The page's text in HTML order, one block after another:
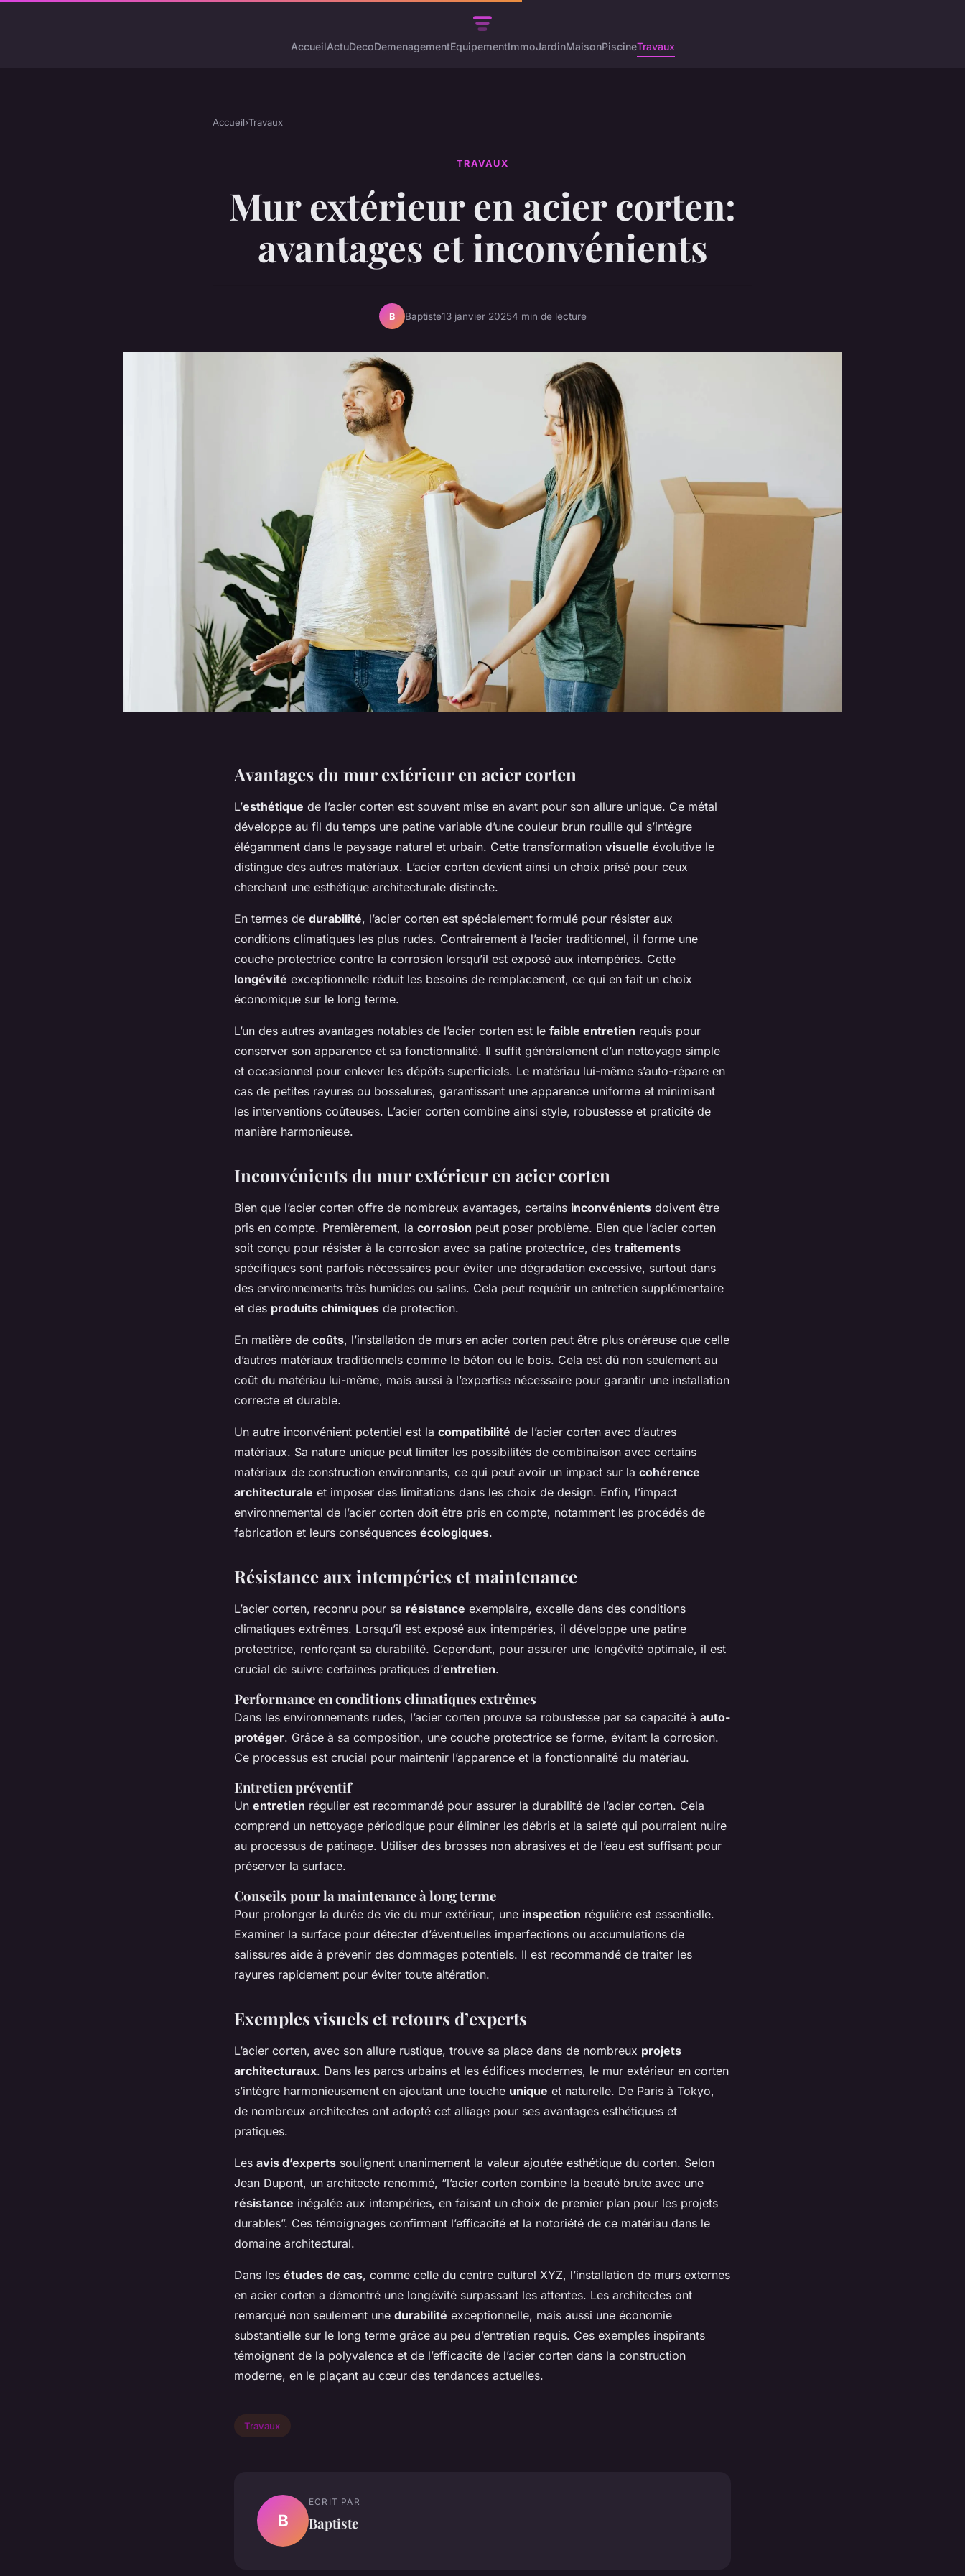
AccueilActuDecoDemenagementEquipementImmoJardinMaisonPiscineTravaux
Accueil›Travaux
TRAVAUX
Mur extérieur en acier corten:
avantages et inconvénients
B Baptiste13 janvier 20254 min de lecture
Avantages du mur extérieur en acier corten
L’esthétique de l’acier corten est souvent mise en avant pour son allure unique. Ce métal
développe au fil du temps une patine variable d’une couleur brun rouille qui s’intègre
élégamment dans le paysage naturel et urbain. Cette transformation visuelle évolutive le
distingue des autres matériaux. L’acier corten devient ainsi un choix prisé pour ceux
cherchant une esthétique architecturale distincte.
En termes de durabilité, l’acier corten est spécialement formulé pour résister aux
conditions climatiques les plus rudes. Contrairement à l’acier traditionnel, il forme une
couche protectrice contre la corrosion lorsqu’il est exposé aux intempéries. Cette
longévité exceptionnelle réduit les besoins de remplacement, ce qui en fait un choix
économique sur le long terme.
L’un des autres avantages notables de l’acier corten est le faible entretien requis pour
conserver son apparence et sa fonctionnalité. Il suffit généralement d’un nettoyage simple
et occasionnel pour enlever les dépôts superficiels. Le matériau lui-même s’auto-répare en
cas de petites rayures ou bosselures, garantissant une apparence uniforme et minimisant
les interventions coûteuses. L’acier corten combine ainsi style, robustesse et praticité de
manière harmonieuse.
Inconvénients du mur extérieur en acier corten
Bien que l’acier corten offre de nombreux avantages, certains inconvénients doivent être
pris en compte. Premièrement, la corrosion peut poser problème. Bien que l’acier corten
soit conçu pour résister à la corrosion avec sa patine protectrice, des traitements
spécifiques sont parfois nécessaires pour éviter une dégradation excessive, surtout dans
des environnements très humides ou salins. Cela peut requérir un entretien supplémentaire
et des produits chimiques de protection.
En matière de coûts, l’installation de murs en acier corten peut être plus onéreuse que celle
d’autres matériaux traditionnels comme le béton ou le bois. Cela est dû non seulement au
coût du matériau lui-même, mais aussi à l’expertise nécessaire pour garantir une installation
correcte et durable.
Un autre inconvénient potentiel est la compatibilité de l’acier corten avec d’autres
matériaux. Sa nature unique peut limiter les possibilités de combinaison avec certains
matériaux de construction environnants, ce qui peut avoir un impact sur la cohérence
architecturale et imposer des limitations dans les choix de design. Enfin, l’impact
environnemental de l’acier corten doit être pris en compte, notamment les procédés de
fabrication et leurs conséquences écologiques.
Résistance aux intempéries et maintenance
L’acier corten, reconnu pour sa résistance exemplaire, excelle dans des conditions
climatiques extrêmes. Lorsqu’il est exposé aux intempéries, il développe une patine
protectrice, renforçant sa durabilité. Cependant, pour assurer une longévité optimale, il est
crucial de suivre certaines pratiques d’entretien.
Performance en conditions climatiques extrêmes
Dans les environnements rudes, l’acier corten prouve sa robustesse par sa capacité à auto-
protéger. Grâce à sa composition, une couche protectrice se forme, évitant la corrosion.
Ce processus est crucial pour maintenir l’apparence et la fonctionnalité du matériau.
Entretien préventif
Un entretien régulier est recommandé pour assurer la durabilité de l’acier corten. Cela
comprend un nettoyage périodique pour éliminer les débris et la saleté qui pourraient nuire
au processus de patinage. Utiliser des brosses non abrasives et de l’eau est suffisant pour
préserver la surface.
Conseils pour la maintenance à long terme
Pour prolonger la durée de vie du mur extérieur, une inspection régulière est essentielle.
Examiner la surface pour détecter d’éventuelles imperfections ou accumulations de
salissures aide à prévenir des dommages potentiels. Il est recommandé de traiter les
rayures rapidement pour éviter toute altération.
Exemples visuels et retours d’experts
L’acier corten, avec son allure rustique, trouve sa place dans de nombreux projets
architecturaux. Dans les parcs urbains et les édifices modernes, le mur extérieur en corten
s’intègre harmonieusement en ajoutant une touche unique et naturelle. De Paris à Tokyo,
de nombreux architectes ont adopté cet alliage pour ses avantages esthétiques et
pratiques.
Les avis d’experts soulignent unanimement la valeur ajoutée esthétique du corten. Selon
Jean Dupont, un architecte renommé, “l’acier corten combine la beauté brute avec une
résistance inégalée aux intempéries, en faisant un choix de premier plan pour les projets
durables”. Ces témoignages confirment l’efficacité et la notoriété de ce matériau dans le
domaine architectural.
Dans les études de cas, comme celle du centre culturel XYZ, l’installation de murs externes
en acier corten a démontré une longévité surpassant les attentes. Les architectes ont
remarqué non seulement une durabilité exceptionnelle, mais aussi une économie
substantielle sur le long terme grâce au peu d’entretien requis. Ces exemples inspirants
témoignent de la polyvalence et de l’efficacité de l’acier corten dans la construction
moderne, en le plaçant au cœur des tendances actuelles.
Travaux
B
ECRIT PAR
Baptiste